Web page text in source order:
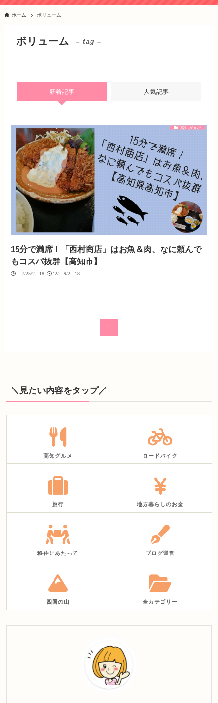
ホーム ボリューム
ボリューム – tag –
新着記事 人気記事
高知グルメ
15分で満席！「西村商店」はお魚＆肉、なに頼んで
もコスパ抜群【高知市】
07/25/2018 12/09/2018
1
＼見たい内容をタップ／
高知グルメ ロードバイク
旅行 地方暮らしのお金
移住にあたって ブログ運営
四国の山 全カテゴリー